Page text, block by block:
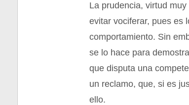
La prudencia, virtud
evitar vociferar, pues es
comportamiento. Sin
se lo hace para
que disputa una
un reclamo, que, si es
ello.